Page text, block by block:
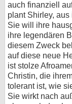
auch finanziell
plant Shirley,
Sie will ihre
ihre legendären
diesem Zweck
auf diese neue
ist stolze
Christin, die
tolerant ist, wie
Sie wirkt nach